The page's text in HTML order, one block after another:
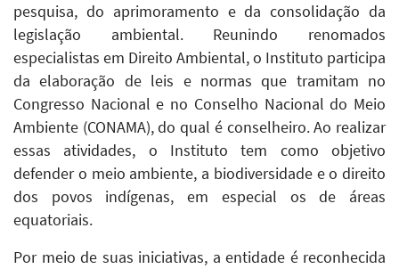
pesquisa, do aprimoramento e da consolidação da
legislação ambiental. Reunindo renomados
especialistas em Direito Ambiental, o Instituto participa
da elaboração de leis e normas que tramitam no
Congresso Nacional e no Conselho Nacional do Meio
Ambiente (CONAMA), do qual é conselheiro. Ao realizar
essas atividades, o Instituto tem como objetivo
defender o meio ambiente, a biodiversidade e o direito
dos povos indígenas, em especial os de áreas
equatoriais.
Por meio de suas iniciativas, a entidade é reconhecida